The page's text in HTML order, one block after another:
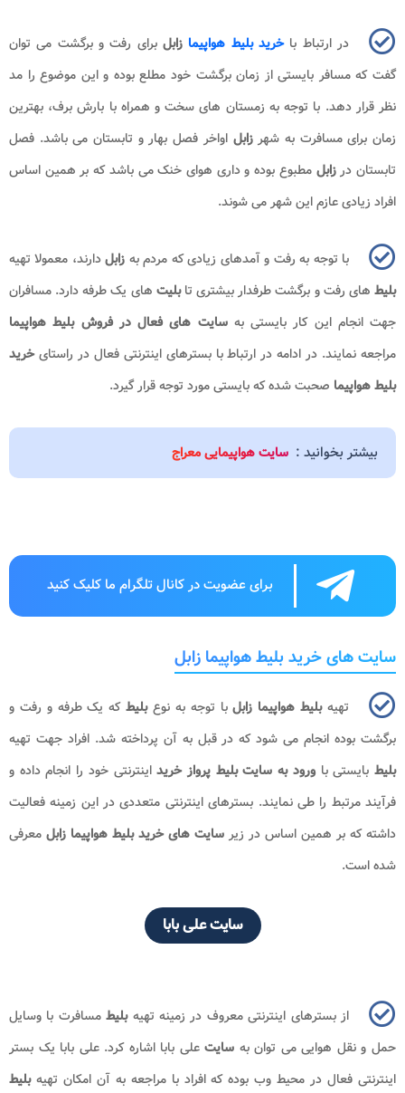
در ارتباط باخرید بلیط هواپیما زابلبرای رفت و برگشت می توان
گفت که مسافر بایستی از زمان برگشت خود مطلع بوده و این موضوع را مد
نظر قرار دهد. با توجه به زمستان های سخت و همراه با بارش برف، بهترین
زمان برای مسافرت به شهرزابلاواخر فصل بهار و تابستان می باشد. فصل
تابستان درزابلمطبوع بوده و داری هوای خنک می باشد که بر همین اساس
افراد زیادی عازم این شهر می شوند.
با توجه به رفت و آمدهای زیادی که مردم به زابلدارند، معمولا تهیه
بلیط های رفت و برگشت طرفدار بیشتری تابلیت های یک طرفه دارد. مسافران
جهت انجام این کار بایستی بهسایت های فعال در فروش بلیط هواپیما
مراجعه نمایند. در ادامه در ارتباط با بسترهای اینترنتی فعال در راستایخرید
بلیط هواپیما صحبت شده که بایستی مورد توجه قرار گیرد.
بیشتر بخوانید : سایت هواپیمایی معراج
برای عضویت در کانال تلگرام ما کلیک کنید
سایت های خرید بلیط هواپیما زابل
تهیهبلیط هواپیما زابلبا توجه به نوعبلیطکه یک طرفه و رفت و
برگشت بوده انجام می شود که در قبل به آن پرداخته شد. افراد جهت تهیه
بلیط بایستی باورود به سایت بلیط پرواز خریداینترنتی خود را انجام داده و
فرآیند مرتبط را طی نمایند. بسترهای اینترنتی متعددی در این زمینه فعالیت
داشته که بر همین اساس در زیر سایت های خرید بلیط هواپیما زابل معرفی
شده است.
سایت علی بابا
از بسترهای اینترنتی معروف در زمینه تهیهبلیطمسافرت با وسایل
حمل و نقل هوایی می توان به سایتعلی بابا اشاره کرد. علی بابا یک بستر
اینترنتی فعال در محیط وب بوده که افراد با مراجعه به آن امکان تهیهبلیط